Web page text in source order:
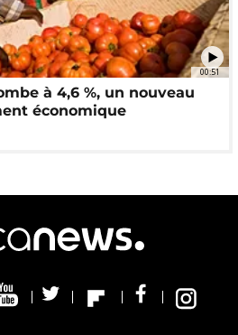
00:51
à 4,6 %, un nouveau
économique